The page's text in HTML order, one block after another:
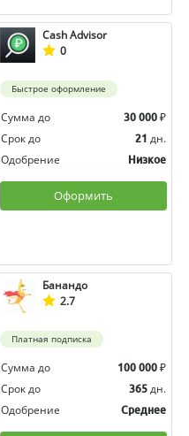
Cash Advisor
0
Быстрое оформление
Сумма до 30 000 ₽
Срок до
21 дн.
Одобрение
Низкое
Оформить
Банандо
2.7
Платная подписка
Сумма до 100 000 ₽
Срок до
365 дн.
Одобрение
Среднее